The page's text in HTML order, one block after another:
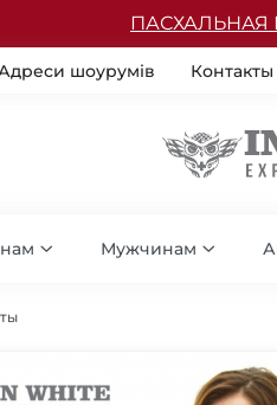
ПАСХАЛЬНАЯ
шоурумів Контакты
Мужчинам